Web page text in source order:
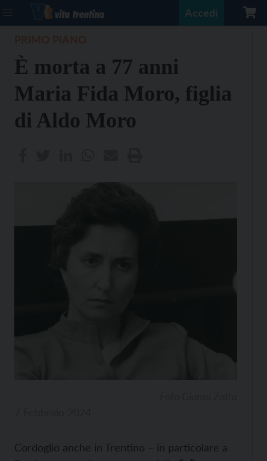
Accedi
È morta a 77 anni
Maria Fida Moro, figlia
di Aldo Moro
Cordoglio anche in Trentino – in particolare a